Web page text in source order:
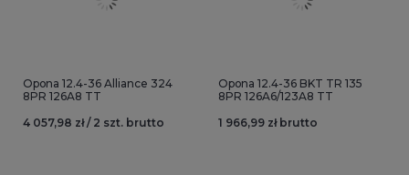
Opona 12.4-36 Alliance 324
8PR 126A8 TT
4 057,98 zł / 2 szt. brutto
Opona 12.4-36 BKT TR 135
8PR 126A6/123A8 TT
1 966,99 zł brutto